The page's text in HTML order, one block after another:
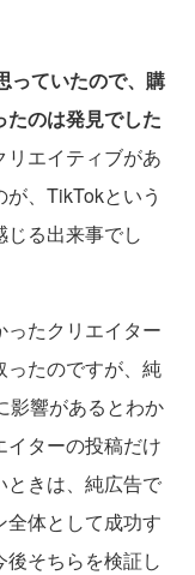
っていたので、購
たのは発見でした
リエイティブがあ
、TikTokという
る出来事でし
たクリエイター
ったのですが、純
影響があるとわか
イターの投稿だけ
ときは、純広告で
体として成功す
そちらを検証し